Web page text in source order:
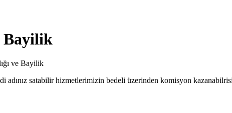
Bayilik
ve Bayilik
adınız satabilir hizmetlerimizin bedeli üzerinden komisyon